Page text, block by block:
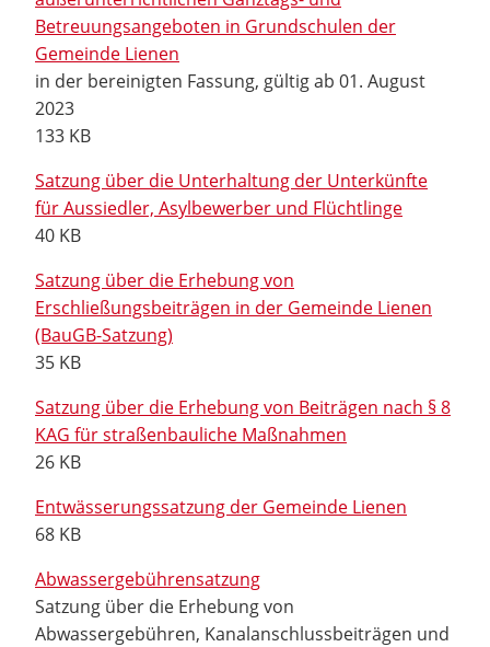
Betreuungsangeboten in Grundschulen der
Gemeinde Lienen
in der bereinigten Fassung, gültig ab 01. August
2023
133 KB
Satzung über die Unterhaltung der Unterkünfte
für Aussiedler, Asylbewerber und Flüchtlinge
40 KB
Satzung über die Erhebung von
Erschließungsbeiträgen in der Gemeinde Lienen
(BauGB-Satzung)
35 KB
Satzung über die Erhebung von Beiträgen nach § 8
KAG für straßenbauliche Maßnahmen
26 KB
Entwässerungssatzung der Gemeinde Lienen
68 KB
Abwassergebührensatzung
Satzung über die Erhebung von
Abwassergebühren, Kanalanschlussbeiträgen und